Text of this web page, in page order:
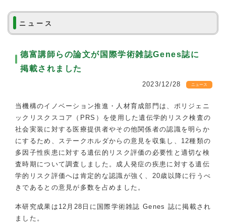
ニュース
德富講師らの論文が国際学術雑誌Genes誌に
掲載されました
2023/12/28 ニュース
当機構のイノベーション推進・人材育成部門は、ポリジェニ
ックリスクスコア（PRS）を使用した遺伝学的リスク検査の
社会実装に対する医療提供者やその他関係者の認識を明らか
にするため、ステークホルダからの意見を収集し、12種類の
多因子性疾患に対する遺伝的リスク評価の必要性と適切な検
査時期について調査しました。成人発症の疾患に対する遺伝
学的リスク評価へは肯定的な認識が強く、20歳以降に行うべ
きであるとの意見が多数を占めました。
本研究成果は12月28日に国際学術雑誌 Genes 誌に掲載され
ました。